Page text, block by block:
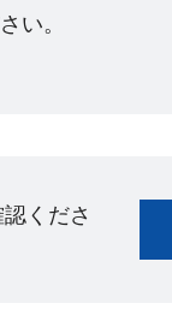
い。​
くださ